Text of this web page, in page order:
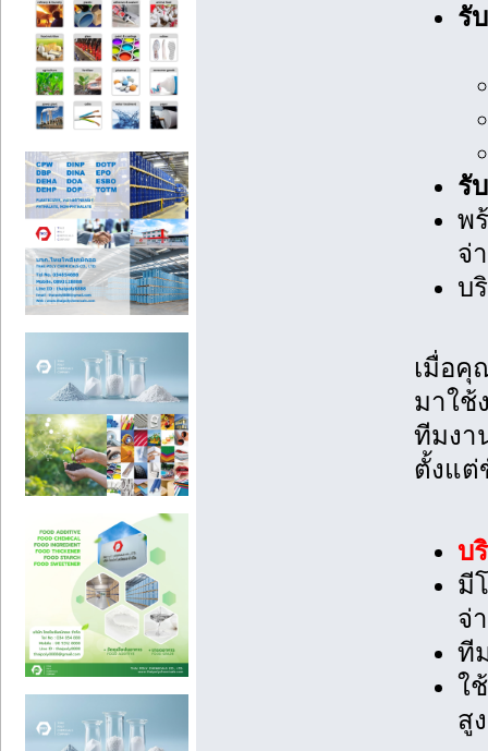
รั
รั
พ
จ่
บ
เมื่อคุ
มาใช้
ทีมงา
ตั้งแต่
บ
มี
จ่
ที
ใ
สู